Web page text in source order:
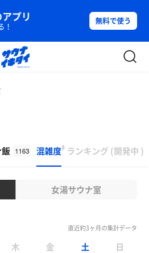
プリ
！
無料で使う
1163 混雑度β ランキング (開発中 )
女湯サウナ室
直近約3ヶ月の集計データ
木 金 土 日